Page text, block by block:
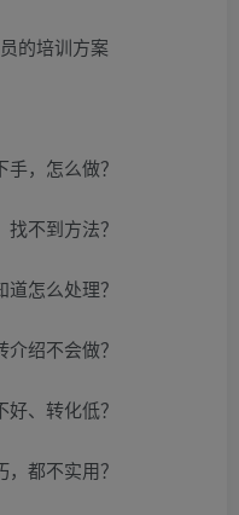
的培训方案
，怎么做？
不到方法？
怎么处理？
绍不会做？
、转化低？
都不实用？